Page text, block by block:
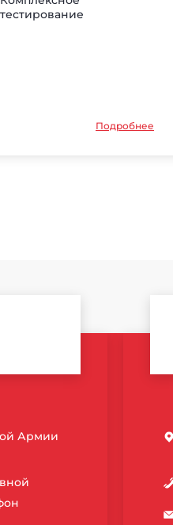
тестирование
Подробнее
Армии